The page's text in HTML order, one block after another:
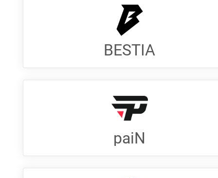
BESTIA
paiN